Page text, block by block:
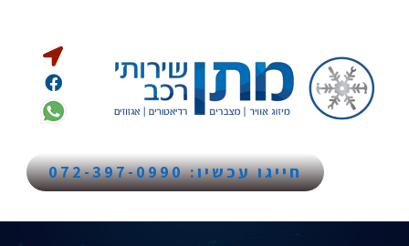
חייגו עכשיו: 072-397-0990